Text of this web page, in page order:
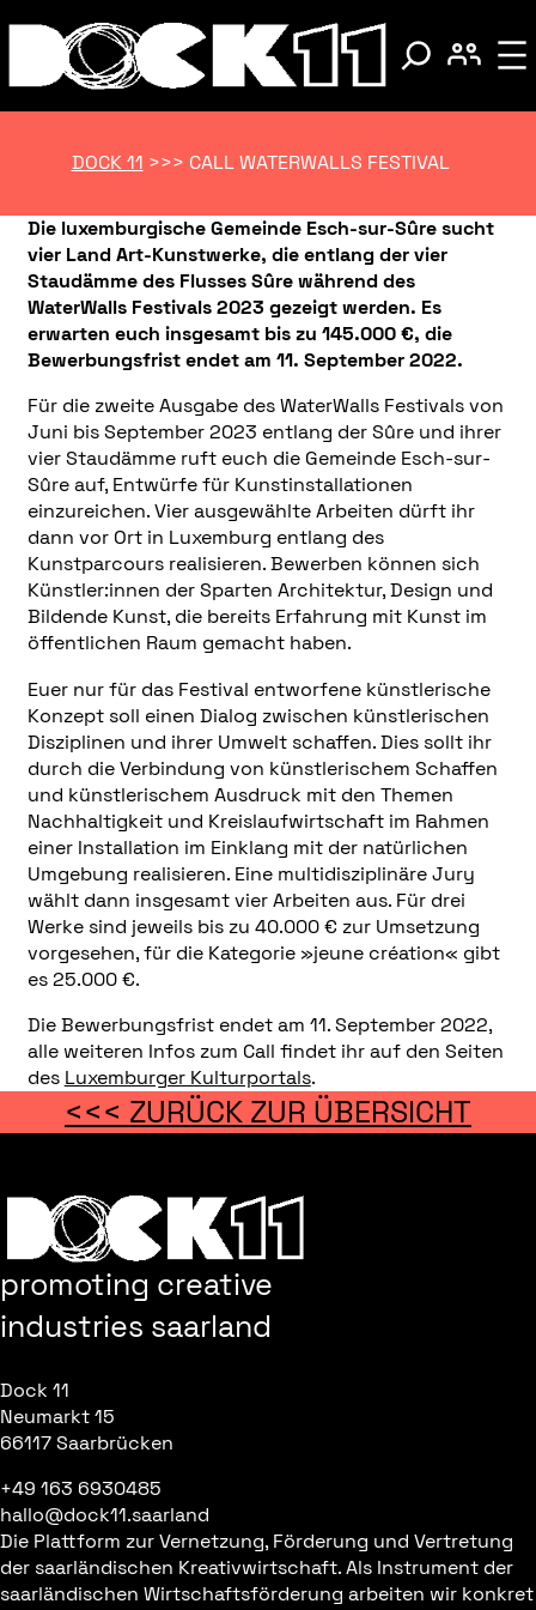
DOCK 11 >>> CALL WATERWALLS FESTIVAL
Die luxemburgische Gemeinde Esch-sur-Sûre sucht
vier Land Art-Kunstwerke, die entlang der vier
Staudämme des Flusses Sûre während des
WaterWalls Festivals 2023 gezeigt werden. Es
erwarten euch insgesamt bis zu 145.000 €, die
Bewerbungsfrist endet am 11. September 2022.
Für die zweite Ausgabe des WaterWalls Festivals von
Juni bis September 2023 entlang der Sûre und ihrer
vier Staudämme ruft euch die Gemeinde Esch-sur-
Sûre auf, Entwürfe für Kunstinstallationen
einzureichen. Vier ausgewählte Arbeiten dürft ihr
dann vor Ort in Luxemburg entlang des
Kunstparcours realisieren. Bewerben können sich
Künstler:innen der Sparten Architektur, Design und
Bildende Kunst, die bereits Erfahrung mit Kunst im
öffentlichen Raum gemacht haben.
Euer nur für das Festival entworfene künstlerische
Konzept soll einen Dialog zwischen künstlerischen
Disziplinen und ihrer Umwelt schaffen. Dies sollt ihr
durch die Verbindung von künstlerischem Schaffen
und künstlerischem Ausdruck mit den Themen
Nachhaltigkeit und Kreislaufwirtschaft im Rahmen
einer Installation im Einklang mit der natürlichen
Umgebung realisieren. Eine multidisziplinäre Jury
wählt dann insgesamt vier Arbeiten aus. Für drei
Werke sind jeweils bis zu 40.000 € zur Umsetzung
vorgesehen, für die Kategorie »jeune création« gibt
es 25.000 €.
Die Bewerbungsfrist endet am 11. September 2022,
alle weiteren Infos zum Call findet ihr auf den Seiten
des Luxemburger Kulturportals.
<<< ZURÜCK ZUR ÜBERSICHT
promoting creative
industries saarland
Dock 11
Neumarkt 15
66117 Saarbrücken
+49 163 6930485
hallo@dock11.saarland
Die Plattform zur Vernetzung, Förderung und Vertretung
der saarländischen Kreativwirtschaft. Als Instrument der
saarländischen Wirtschaftsförderung arbeiten wir konkret